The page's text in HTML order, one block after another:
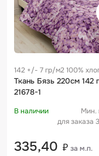
142 +/- 7 гр/м2 100%
0.29 м
Ткань Бязь 220см 142
21678-1
В наличии
Мин.
для заказа
335,40 ₽ за м.п.